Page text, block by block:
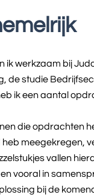
ik werkzaam bij
de studie
ik een aantal
die opdrachten
meegekregen,
vallen
vooral in
bij de